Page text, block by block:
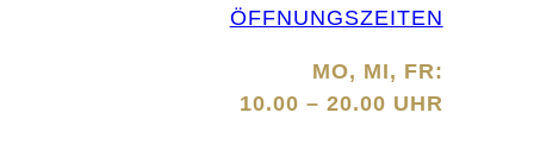
ÖFFNUNGSZEITEN
MO, MI, FR:
10.00 – 20.00 UHR